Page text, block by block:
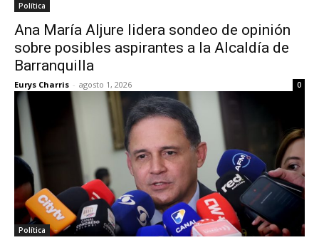
Política
Ana María Aljure lidera sondeo de opinión
sobre posibles aspirantes a la Alcaldía de
Barranquilla
Eurys Charris - agosto 1, 2026 0
Política